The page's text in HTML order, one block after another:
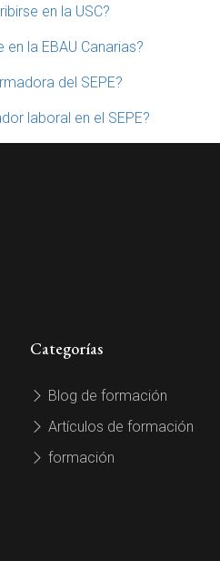
en la USC?
la EBAU Canarias?
del SEPE?
laboral en el SEPE?
Categorías
Blog de formación
Artículos de formación
formación